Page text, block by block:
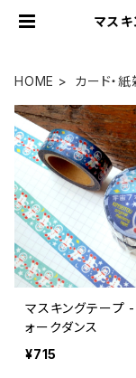
マス
HOME カード・
マスキングテープ
ォークダンス
¥715